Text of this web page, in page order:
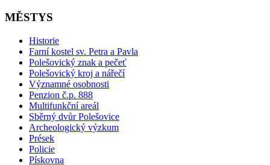
MĚSTYS
Historie
Farní kostel sv. Petra a Pavla
Polešovický znak a pečeť
Polešovický kroj a nářečí
Významné osobnosti
Penzion č.p. 888
Multifunkční areál
Sběrný dvůr Polešovice
Archeologický výzkum
Prések
Policie
Pískovna